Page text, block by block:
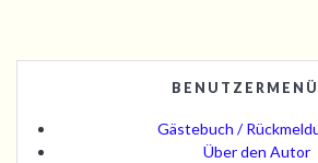
BENUTZERMENÜ
Gästebuch /
Über den Autor